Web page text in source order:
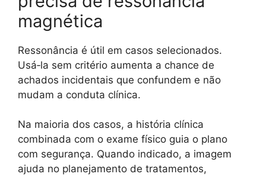
magnética
Ressonância é útil em casos selecionados.
Usá‑la sem critério aumenta a chance de
achados incidentais que confundem e não
mudam a conduta clínica.
Na maioria dos casos, a história clínica
combinada com o exame físico guia o plano
com segurança. Quando indicado, a imagem
ajuda no planejamento de tratamentos,